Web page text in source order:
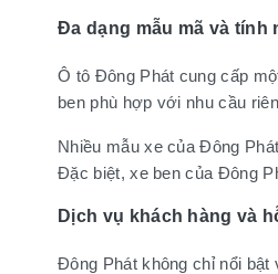
Đa dạng mẫu mã và tính
Ô tô Đông Phát cung cấp
ben phù hợp với nhu cầu
Nhiều mẫu xe của Đông
Đặc biệt, xe ben của Đông
Dịch vụ khách hàng và
Đông Phát không chỉ nổi